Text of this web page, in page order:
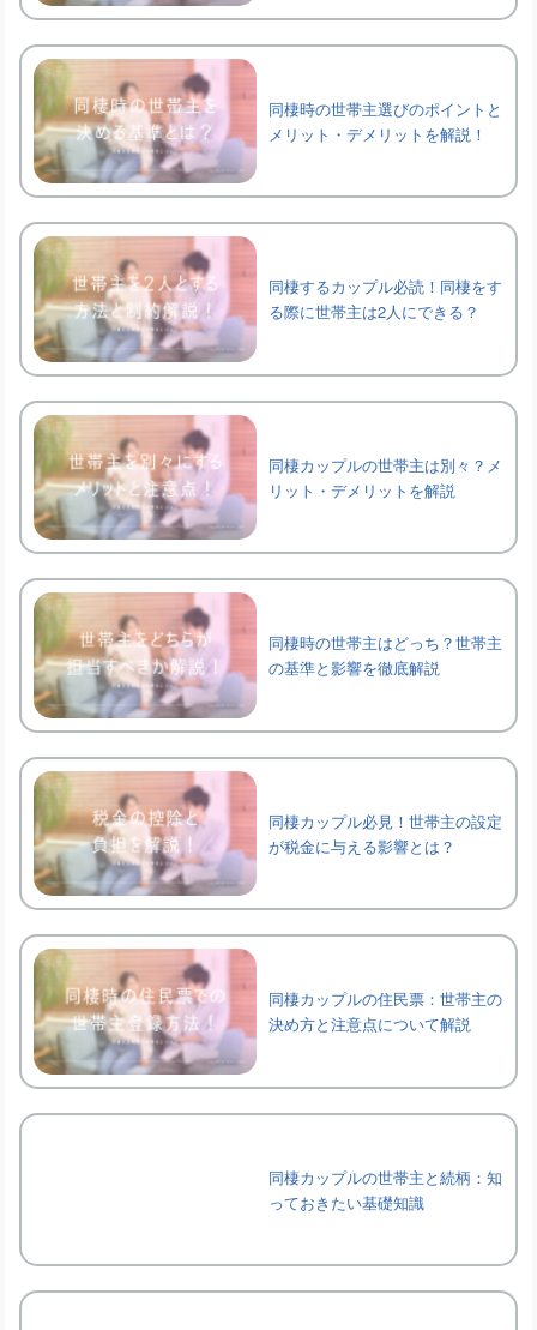
同棲時の世帯主選びのポイントと
メリット・デメリットを解説！
同棲するカップル必読！同棲をす
る際に世帯主は2人にできる？
同棲カップルの世帯主は別々？メ
リット・デメリットを解説
同棲時の世帯主はどっち？世帯主
の基準と影響を徹底解説
同棲カップル必見！世帯主の設定
が税金に与える影響とは？
同棲カップルの住民票：世帯主の
決め方と注意点について解説
同棲カップルの世帯主と続柄：知
っておきたい基礎知識